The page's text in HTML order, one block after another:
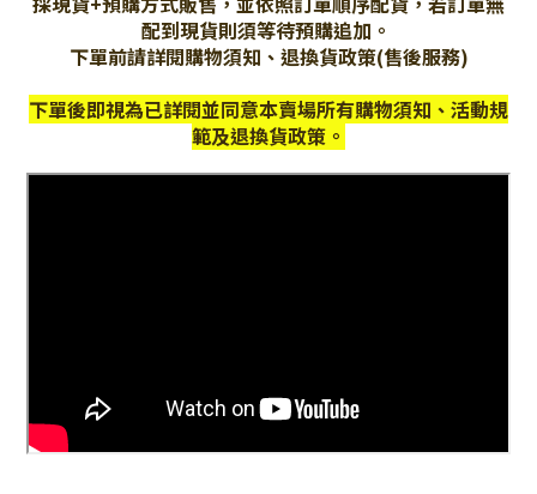
配到現貨則須等待預購追加。
下單前請詳閱購物須知、退換貨政策(售後服務)
下單後即視為已詳閱並同意本賣場所有購物須知、活動規
範及退換貨政策。